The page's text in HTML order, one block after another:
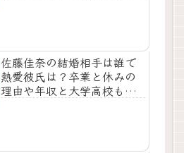
佐藤佳奈の結婚相手は誰で
熱愛彼氏は？卒業と休みの
理由や年収と大学高校も調